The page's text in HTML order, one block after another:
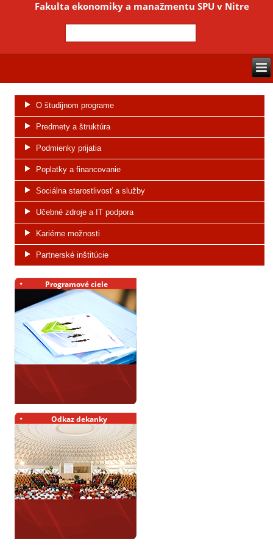
Fakulta ekonomiky a manažmentu SPU v Nitre
O študijnom programe
Predmety a štruktúra
Podmienky prijatia
Poplatky a financovanie
Sociálna starostlivosť a služby
Učebné zdroje a IT podpora
Kariérne možnosti
Partnerské inštitúcie
Programové ciele
Odkaz dekanky